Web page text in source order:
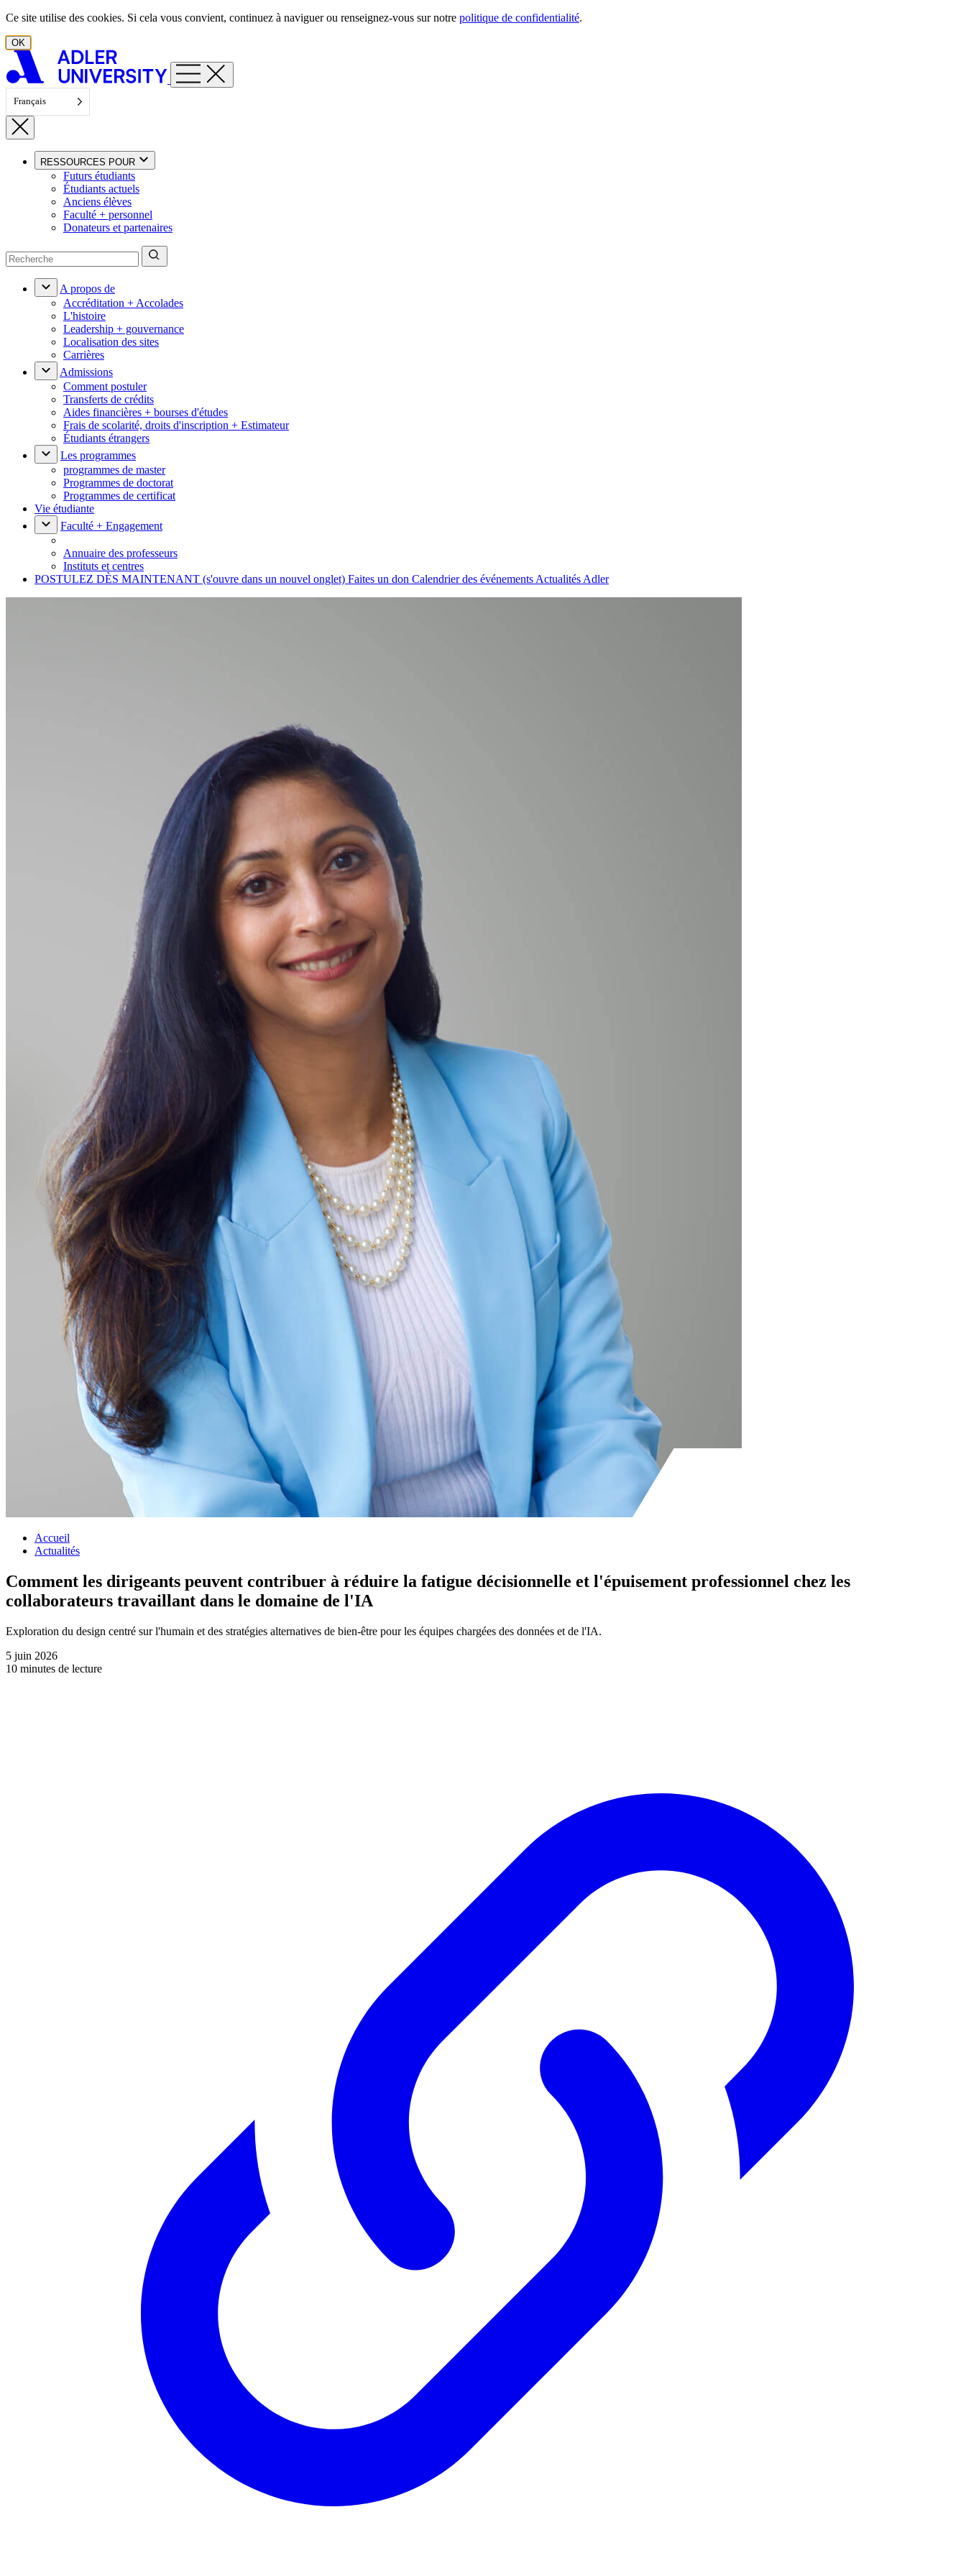
Aller au contenu
Ce site utilise des cookies. Si cela vous convient, continuez à naviguer ou renseignez-vous sur notre politique de confidentialité.
OK
Français
RESSOURCES POUR
Futurs étudiants
Étudiants actuels
Anciens élèves
Faculté + personnel
Donateurs et partenaires
A propos de
Accréditation + Accolades
L'histoire
Leadership + gouvernance
Localisation des sites
Carrières
Admissions
Comment postuler
Transferts de crédits
Aides financières + bourses d'études
Frais de scolarité, droits d'inscription + Estimateur
Étudiants étrangers
Les programmes
programmes de master
Programmes de doctorat
Programmes de certificat
Vie étudiante
Faculté + Engagement
Annuaire des professeurs
Instituts et centres
POSTULEZ DÈS MAINTENANT (s'ouvre dans un nouvel onglet) Faites un don Calendrier des événements Actualités Adler
Accueil
Actualités
Comment les dirigeants peuvent contribuer à réduire la fatigue décisionnelle et l'épuisement professionnel chez les
collaborateurs travaillant dans le domaine de l'IA
Exploration du design centré sur l'humain et des stratégies alternatives de bien-être pour les équipes chargées des données et de l'IA.
5 juin 2026
10 minutes de lecture